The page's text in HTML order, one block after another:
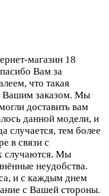
магазин 18
Вам за
что такая
Вашим заказом. Мы
доставить вам
данной модели, и
случается, тем более
в связи с
случаются. Мы
неудобства.
и с каждым днем
с Вашей стороны.